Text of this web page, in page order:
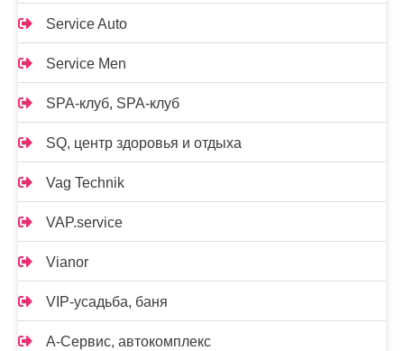
Service Auto
Service Men
SPA-клуб, SPA-клуб
SQ, центр здоровья и отдыха
Vag Technik
VAP.service
Vianor
VIP-усадьба, баня
А-Сервис, автокомплекс